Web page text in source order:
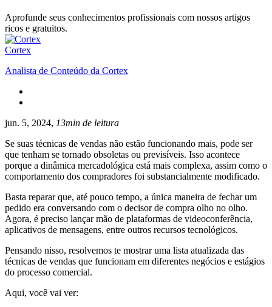
Aprofunde seus conhecimentos profissionais com nossos artigos
ricos e gratuitos.
Cortex
Analista de Conteúdo da Cortex
jun. 5, 2024, 13min de leitura
Se suas técnicas de vendas não estão funcionando mais, pode ser
que tenham se tornado obsoletas ou previsíveis. Isso acontece
porque a dinâmica mercadológica está mais complexa, assim como o
comportamento dos compradores foi substancialmente modificado.
Basta reparar que, até pouco tempo, a única maneira de fechar um
pedido era conversando com o decisor de compra olho no olho.
Agora, é preciso lançar mão de plataformas de videoconferência,
aplicativos de mensagens, entre outros recursos tecnológicos.
Pensando nisso, resolvemos te mostrar uma lista atualizada das
técnicas de vendas que funcionam em diferentes negócios e estágios
do processo comercial.
Aqui, você vai ver: